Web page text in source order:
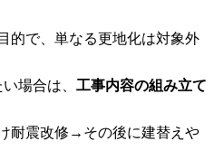
的で、単なる更地化は対象外
場合は、 工事内容の組み立て
耐震改修→その後に建替えや